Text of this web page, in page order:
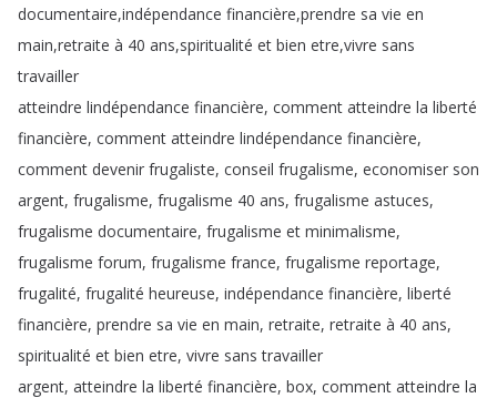
documentaire,indépendance financière,prendre sa vie en
main,retraite à 40 ans,spiritualité et bien etre,vivre sans
travailler
atteindre lindépendance financière, comment atteindre la liberté
financière, comment atteindre lindépendance financière,
comment devenir frugaliste, conseil frugalisme, economiser son
argent, frugalisme, frugalisme 40 ans, frugalisme astuces,
frugalisme documentaire, frugalisme et minimalisme,
frugalisme forum, frugalisme france, frugalisme reportage,
frugalité, frugalité heureuse, indépendance financière, liberté
financière, prendre sa vie en main, retraite, retraite à 40 ans,
spiritualité et bien etre, vivre sans travailler
argent, atteindre la liberté financière, box, comment atteindre la